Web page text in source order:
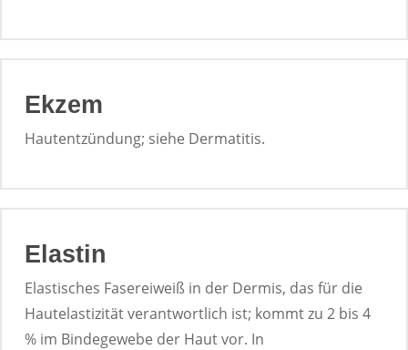
Ekzem
Hautentzündung; siehe Dermatitis.
Elastin
Elastisches Fasereiweiß in der Dermis, das für die
Hautelastizität verantwortlich ist; kommt zu 2 bis 4
% im Bindegewebe der Haut vor. In